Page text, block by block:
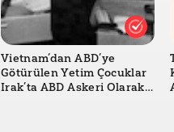
Vietnam’dan ABD’ye
Götürülen Yetim Çocuklar
Irak’ta ABD Askeri Olarak